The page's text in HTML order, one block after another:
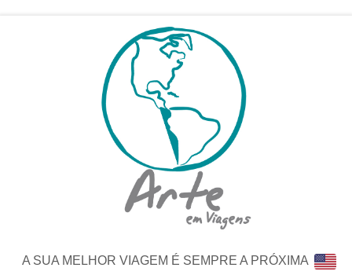
A SUA MELHOR VIAGEM É SEMPRE A PRÓXIMA